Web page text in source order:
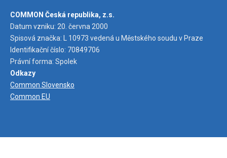
COMMON Česká republika, z.s.
Datum vzniku: 20. června 2000
Spisová značka: L 10973 vedená u Městského soudu v Praze
Identifikační číslo: 70849706
Právní forma: Spolek
Odkazy
Common Slovensko
Common EU